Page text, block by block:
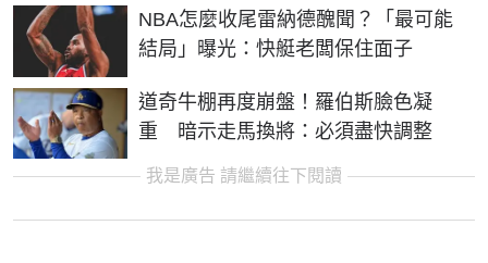
NBA怎麼收尾雷納德醜聞？「最可能
結局」曝光：快艇老闆保住面子
道奇牛棚再度崩盤！羅伯斯臉色凝
重 暗示走馬換將：必須盡快調整
我是廣告 請繼續往下閱讀